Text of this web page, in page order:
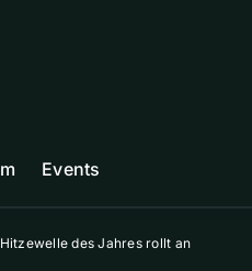
Events
des Jahres rollt an